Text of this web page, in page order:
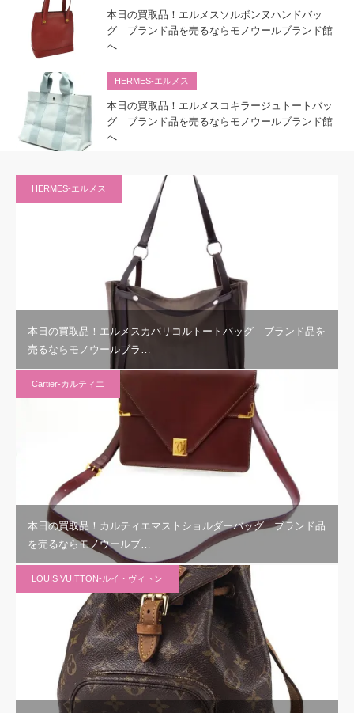
本日の買取品！エルメスソルボンヌハンドバッ
グ ブランド品を売るならモノウールブランド館
へ
HERMES-エルメス
本日の買取品！エルメスコキラージュトートバッ
グ ブランド品を売るならモノウールブランド館
へ
HERMES-エルメス
本日の買取品！エルメスカバリコルトートバッグ ブランド品を
売るならモノウールブラ…
Cartier-カルティエ
本日の買取品！カルティエマストショルダーバッグ ブランド品
を売るならモノウールブ…
LOUIS VUITTON-ルイ・ヴィトン